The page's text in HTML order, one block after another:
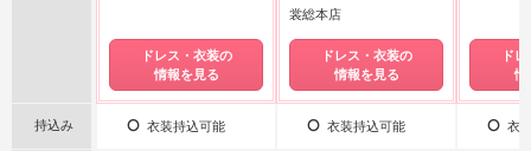
ドレス・衣装の
情報を見る
裳総本店
ドレス・衣装の
情報を見る
ド
情
持込み 衣装持込可能 衣装持込可能 衣